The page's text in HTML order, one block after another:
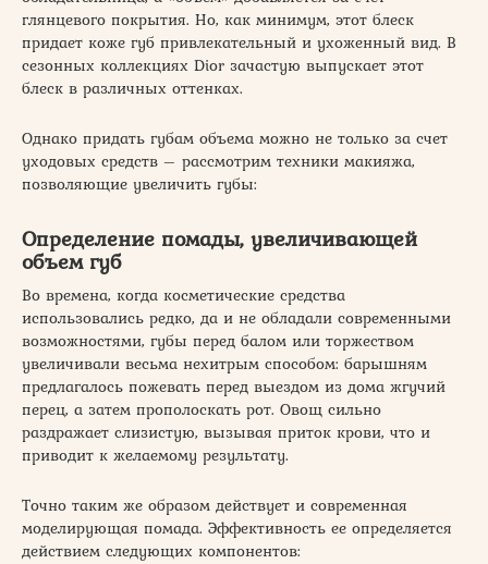
глянцевого покрытия. Но, как минимум, этот блеск
придает коже губ привлекательный и ухоженный вид. В
сезонных коллекциях Dior зачастую выпускает этот
блеск в различных оттенках.
Однако придать губам объема можно не только за счет
уходовых средств – рассмотрим техники макияжа,
позволяющие увеличить губы:
Определение помады, увеличивающей
объем губ
Во времена, когда косметические средства
использовались редко, да и не обладали современными
возможностями, губы перед балом или торжеством
увеличивали весьма нехитрым способом: барышням
предлагалось пожевать перед выездом из дома жгучий
перец, а затем прополоскать рот. Овощ сильно
раздражает слизистую, вызывая приток крови, что и
приводит к желаемому результату.
Точно таким же образом действует и современная
моделирующая помада. Эффективность ее определяется
действием следующих компонентов: